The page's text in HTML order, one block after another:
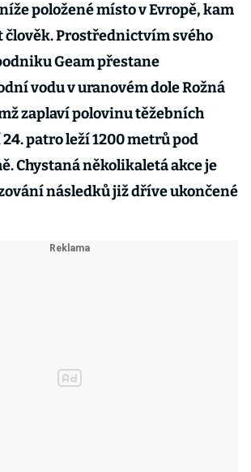
položené místo v Evropě, kam
člověk. Prostřednictvím svého
Geam přestane
vodu v uranovém dole Rožná
zaplaví polovinu těžebních
patro leží 1200 metrů pod
Chystaná několikaletá akce je
následků již dříve ukončené